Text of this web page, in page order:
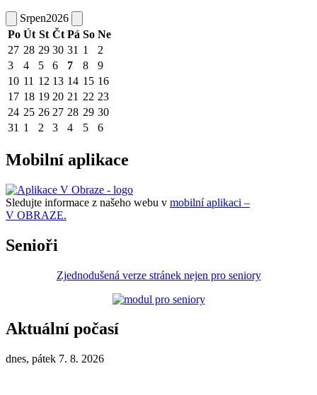
Srpen2026
Po Út St Čt Pá So Ne
27 28 29 30 31 1
2
3
4 5 6 7 8
9
10 11 12 13 14 15 16
17 18 19 20 21 22 23
24 25 26 27 28 29 30
31 1 2 3 4 5 6
Mobilní aplikace
Sledujte informace z našeho webu v mobilní aplikaci –
V OBRAZE.
Senioři
Zjednodušená verze stránek nejen pro seniory
Aktuální počasí
dnes, pátek 7. 8. 2026